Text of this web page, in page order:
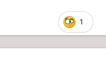
1